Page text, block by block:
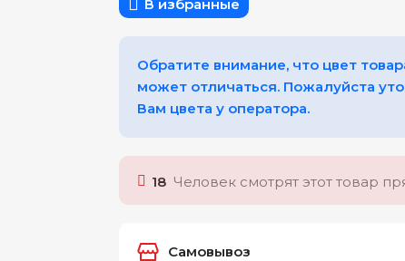
В избранные
Обратите внимание, что цвет
может отличаться. Пожалуйста
Вам цвета у оператора.
18 Человек смотрят этот товар
Самовывоз